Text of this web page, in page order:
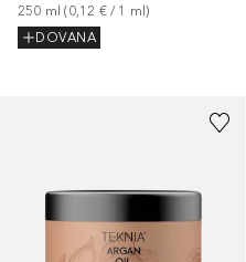
250 ml (0,12 € / 1 ml)
DOVANA